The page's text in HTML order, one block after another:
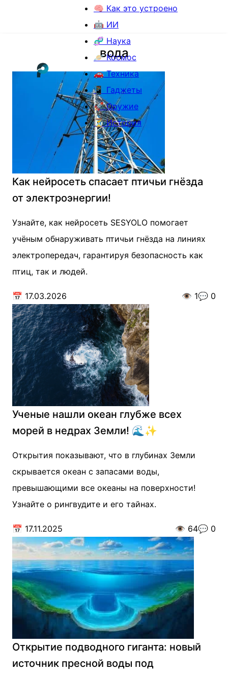
🧠 Как это устроено
🤖 ИИ
🧬 Наука
🪐 Космос
🚗 Техника
📱 Гаджеты
🚀 Оружие
⏳ История
вода
Как нейросеть спасает птичьи гнёзда
от электроэнергии!
Узнайте, как нейросеть SESYOLO помогает
учёным обнаруживать птичьи гнёзда на линиях
электропередач, гарантируя безопасность как
птиц, так и людей.
📅 17.03.2026 👁️ 1💬 0
Ученые нашли океан глубже всех
морей в недрах Земли! 🌊✨
Открытия показывают, что в глубинах Земли
скрывается океан с запасами воды,
превышающими все океаны на поверхности!
Узнайте о рингвудите и его тайнах.
📅 17.11.2025 👁️ 64💬 0
Открытие подводного гиганта: новый
источник пресной воды под